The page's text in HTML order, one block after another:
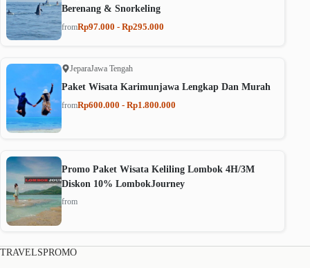
Berenang & Snorkeling
fromRp97.000 - Rp295.000
JeparaJawa Tengah
Paket Wisata Karimunjawa Lengkap Dan Murah
fromRp600.000 - Rp1.800.000
Promo Paket Wisata Keliling Lombok 4H/3M
Diskon 10% LombokJourney
from
TRAVELSPROMO